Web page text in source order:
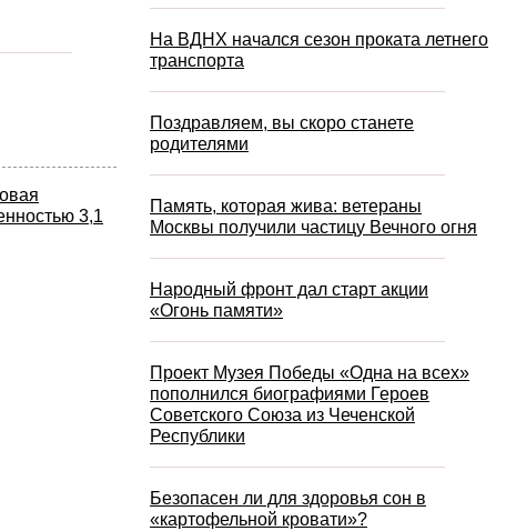
3,1
На ВДНХ начался сезон проката летнего
транспорта
Поздравляем, вы скоро станете
родителями
Память, которая жива: ветераны
Москвы получили частицу Вечного огня
Народный фронт дал старт акции
«Огонь памяти»
Проект Музея Победы «Одна на всех»
пополнился биографиями Героев
Советского Союза из Чеченской
Республики
Безопасен ли для здоровья сон в
«картофельной кровати»?